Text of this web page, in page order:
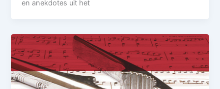
en anekdotes uit het